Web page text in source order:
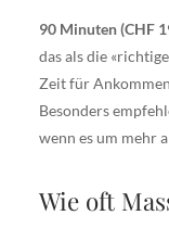
90 Minuten (CHF
das als die
Zeit für
Besonders
wenn es um mehr
Wie oft